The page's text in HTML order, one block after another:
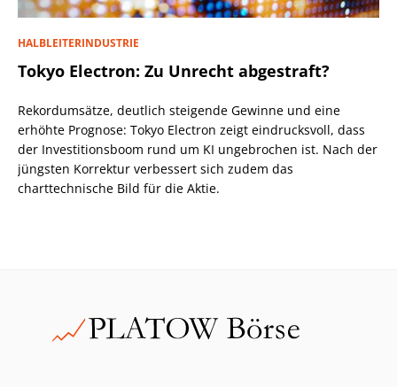
HALBLEITERINDUSTRIE
Tokyo Electron: Zu Unrecht abgestraft?
Rekordumsätze, deutlich steigende Gewinne und eine
erhöhte Prognose: Tokyo Electron zeigt eindrucksvoll, dass
der Investitionsboom rund um KI ungebrochen ist. Nach der
jüngsten Korrektur verbessert sich zudem das
charttechnische Bild für die Aktie.